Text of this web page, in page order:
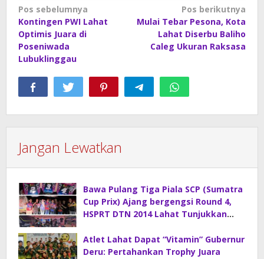
Navigasi
pos
Pos sebelumnya
Kontingen PWI Lahat
Optimis Juara di
Poseniwada
Lubuklinggau
Pos berikutnya
Mulai Tebar Pesona, Kota
Lahat Diserbu Baliho
Caleg Ukuran Raksasa
Jangan Lewatkan
Bawa Pulang Tiga Piala SCP (Sumatra
Cup Prix) Ajang bergengsi Round 4,
HSPRT DTN 2014 Lahat Tunjukkan
Atlet Lahat Dapat “Vitamin” Gubernur
Deru: Pertahankan Trophy Juara